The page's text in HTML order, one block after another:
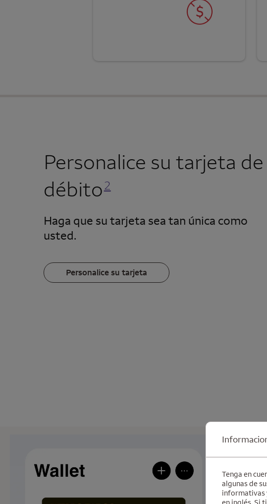
Personalice su tarjeta de
débito
Se abre una modalidad para nota al pie
2
Haga que su tarjeta sea tan única como
usted.
Personalice su tarjeta
digital
Se abre
Guía
Tenga en
algunas de
informativas
en inglés. Si